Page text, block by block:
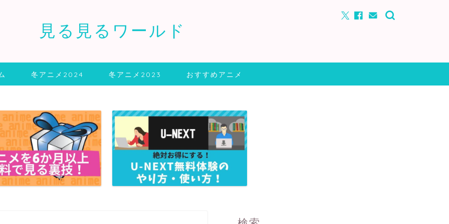
見る見るワールド
冬アニメ2024 冬アニメ2023 おすすめアニメ